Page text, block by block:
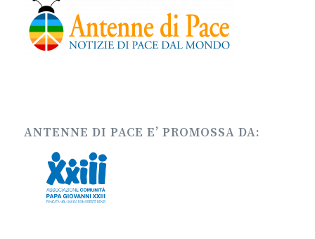
ANTENNE DI PACE E’ PROMOSSA DA: